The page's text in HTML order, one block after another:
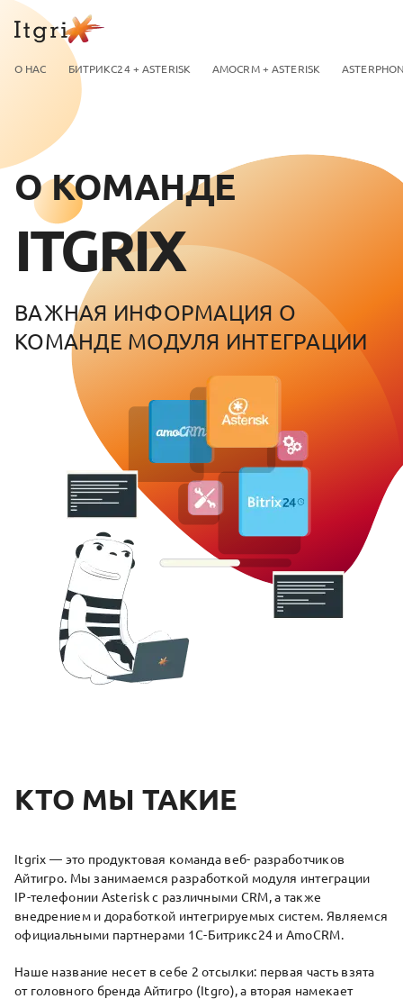
О НАС БИТРИКС24 + ASTERISK AMOCRM + ASTERISK
О КОМАНДЕ
ITGRIX
ВАЖНАЯ ИНФОРМАЦИЯ О
КОМАНДЕ МОДУЛЯ ИНТЕГРАЦИИ
КТО МЫ ТАКИЕ
Itgrix — это продуктовая команда веб- разработчиков
Айтигро. Мы занимаемся разработкой модуля интеграции
IP-телефонии Asterisk с различными CRM, а также
внедрением и доработкой интегрируемых систем. Являемся
официальными партнерами 1С-Битрикс24 и AmoCRM.
Наше название несет в себе 2 отсылки: первая часть взята
от головного бренда Айтигро (Itgro), а вторая намекает